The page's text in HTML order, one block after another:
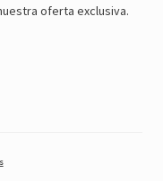
oferta exclusiva.